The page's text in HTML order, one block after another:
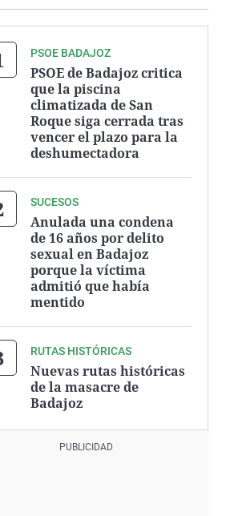
PSOE BADAJOZ
PSOE de Badajoz critica
que la piscina
climatizada de San
Roque siga cerrada tras
vencer el plazo para la
deshumectadora
SUCESOS
Anulada una condena
de 16 años por delito
sexual en Badajoz
porque la víctima
admitió que había
mentido
RUTAS HISTÓRICAS
Nuevas rutas históricas
de la masacre de
Badajoz